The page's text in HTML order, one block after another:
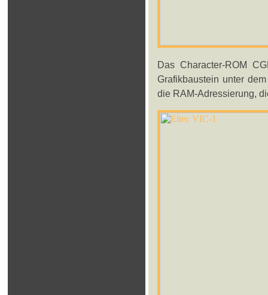
Das Character-ROM
Grafikbaustein unter
die RAM-Adressierung,